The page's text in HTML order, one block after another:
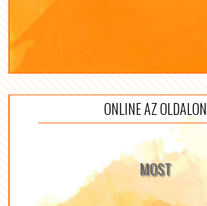
ONLINE AZ OLDALON
MOST